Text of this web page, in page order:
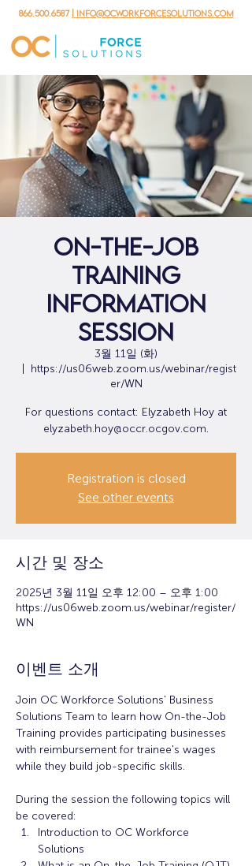
866.500.6587 | info@ocworkforcesolutions.com
On-the-Job
Training
Information
Session
3월 11일 (화)
https://us06web.zoom.us/webinar/regist
er/WN
For questions contact: Elyzabeth Hoy at
elyzabeth.hoy@occr.ocgov.com.
Registration is closed
See other events
시간 및 장소
2025년 3월 11일 오후 12:00 – 오후 1:00
https://us06web.zoom.us/webinar/register/
WN
이벤트 소개
Join OC Workforce Solutions' Business
Solutions Team to learn how On-the-Job
Training provides participating businesses
with reimbursement for trainee's wages
while they build job-specific skills.
During the session the following topics will
be covered:
Introduction to OC Workforce
Solutions